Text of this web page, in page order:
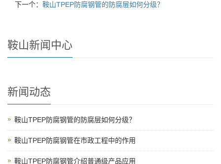
下一个： 鞍山TPEP防腐钢管的防腐层如何分级？
鞍山新闻中心
新闻动态
鞍山TPEP防腐钢管的防腐层如何分级？
鞍山TPEP防腐钢管在市政工程中的作用
鞍山TPEP防腐钢管介绍普通级产品应用